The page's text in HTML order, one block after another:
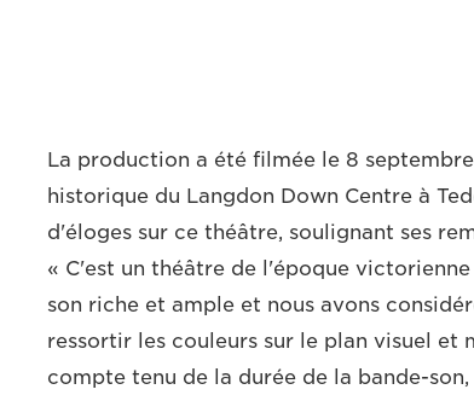
La production a été filmée le 8
historique du Langdon Down Centre à
d'éloges sur ce théâtre, soulignant ses
« C'est un théâtre de l'époque
son riche et ample et nous avons
ressortir les couleurs sur le plan visuel et
compte tenu de la durée de la bande-